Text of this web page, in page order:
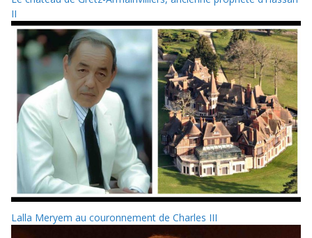
II
Lalla Meryem au couronnement de Charles III